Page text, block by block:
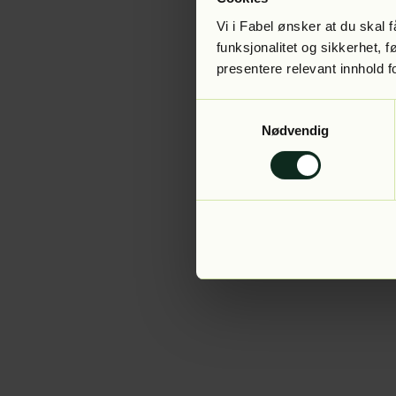
Vi i Fabel ønsker at du skal
funksjonalitet og sikkerhet,
presentere relevant innhold
Nødvendig
Application